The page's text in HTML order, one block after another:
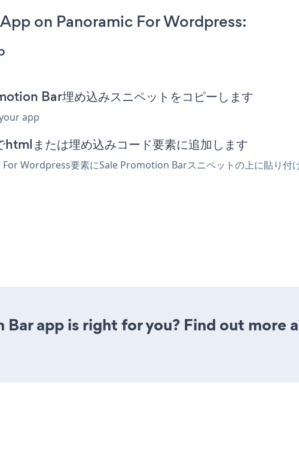
on Panoramic For Wordpress:
Bar埋め込みスニペットをコピーします
app
または埋め込みコード要素に追加します
Wordpress要素にSale Promotion Barスニペットの上に貼り付
app is right for you? Find out more